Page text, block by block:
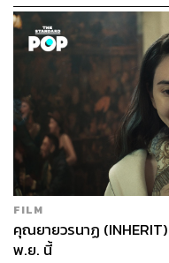
FILM
คุณยายวรนาฏ
พ.ย. นี้